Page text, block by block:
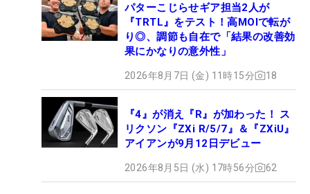
パターこじらせギア担当2人が
『TRTL』をテスト！高MOIで転が
り◎、調節も自在で「結果の改善効
果にかなりの意外性」
2026年8月7日 (金) 11時15分 18
『4』が消え『R』が加わった！ ス
リクソン『ZXi R/5/7』＆『ZXiU』
アイアンが9月12日デビュー
2026年8月5日 (水) 17時56分 62